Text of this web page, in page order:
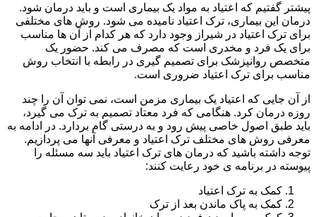
پیشتر گفتیم که اعتیاد به مواد یک بیماری است و باید درمان شود.
درمان این بیماری، ترک اعتیاد نامیده می شود. روش های مختلفی
برای ترک اعتیاد در شیراز وجود دارد که هر کدام از آن ها مناسب
برای یک فرد و مخدری است که مصرف می کند. حضور یک
متخصص روانپزشک برای تصمیم گیری در رابطه با انتخاب روش
مناسب برای ترک اعتیاد ضروری است.
از آن جایی که اعتیاد یک بیماری مزمن است، نمی توان آن را چند
روزه درمان کرد. هنگامی که فرد معتاد تصمیم به ترک می گیرد،
باید طبق اصول خاصی پیش رود و به درستی گام بردارد. در ادامه به
معرفی روش های مختلف ترک اعتیاد و معرفی آنها می پردازیم.
توجه داشته باشید که درمان های ترک اعتیاد باید سه مسئله را
پیوسته در برنامه ی خود رعایت کنند:
کمک به ترک اعتیاد
کمک به پاک ماندن بعد از ترک